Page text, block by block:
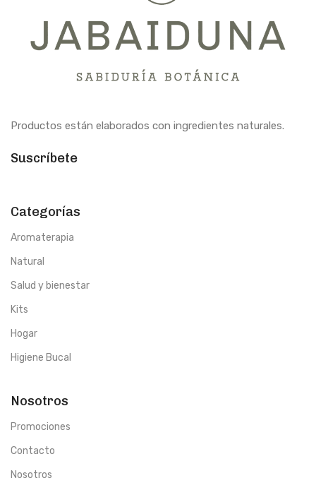
Productos están elaborados con ingredientes naturales.
Suscríbete
Categorías
Aromaterapia
Natural
Salud y bienestar
Kits
Hogar
Higiene Bucal
Nosotros
Promociones
Contacto
Nosotros